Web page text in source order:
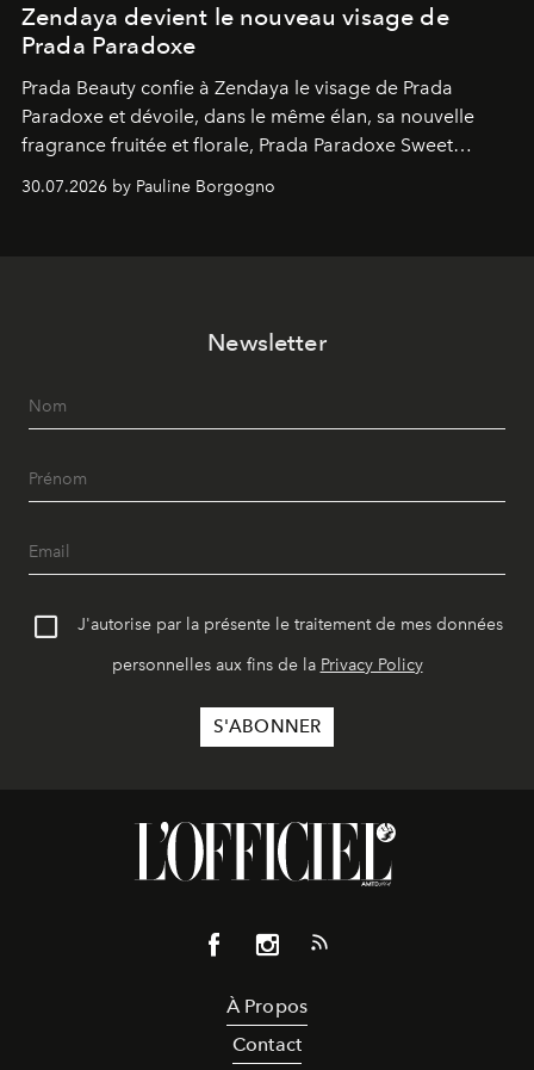
Zendaya devient le nouveau visage de
Prada Paradoxe
Prada Beauty confie à Zendaya le visage de Prada
Paradoxe et dévoile, dans le même élan, sa nouvelle
fragrance fruitée et florale, Prada Paradoxe Sweet
30.07.2026 by Pauline Borgogno
Newsletter
J'autorise par la présente le traitement de mes données
personnelles aux fins de la Privacy Policy
À Propos
Contact